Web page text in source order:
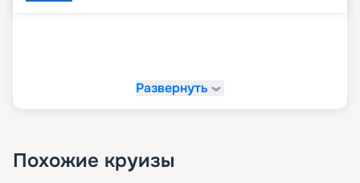
Развернуть
Похожие круизы